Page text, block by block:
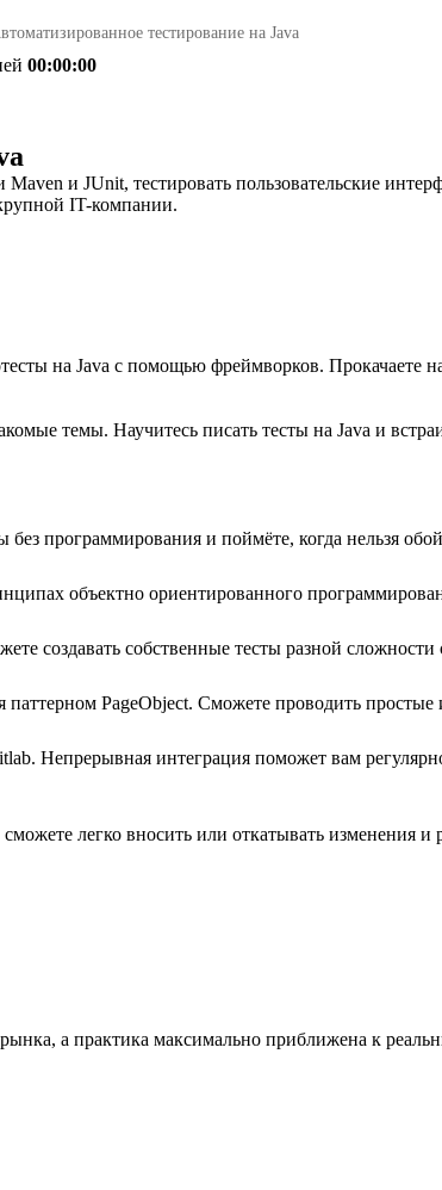
тестирование на Java
00:00:00
и JUnit, тестировать пользовательские
IT-компании.
на Java с помощью фреймворков. Прокачаете
темы. Научитесь писать тесты на Java и
без программирования и поймёте, когда нельзя
объектно ориентированного
создавать собственные тесты разной
паттерном PageObject. Сможете проводить
Непрерывная интеграция поможет вам
легко вносить или откатывать изменения
а практика максимально приближена к